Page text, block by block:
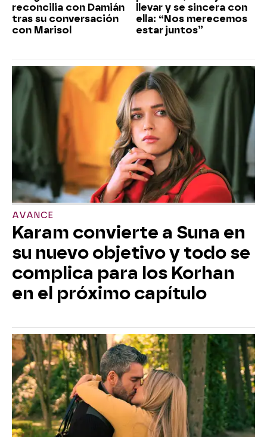
reconcilia con Damián
tras su conversación
con Marisol
llevar y se sincera con
ella: “Nos merecemos
estar juntos”
AVANCE
Karam convierte a Suna en
su nuevo objetivo y todo se
complica para los Korhan
en el próximo capítulo